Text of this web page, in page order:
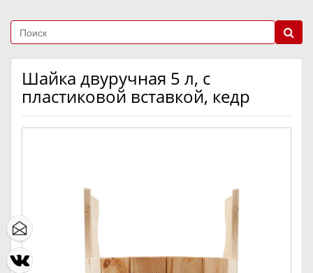
Шайка двуручная 5 л, с
пластиковой вставкой, кедр